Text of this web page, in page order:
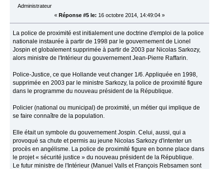
Administrateur
« Réponse #5 le: 16 octobre 2014, 14:49:04 »
La police de proximité est initialement une doctrine d'emploi de la police
nationale instaurée à partir de 1998 par le gouvernement de Lionel
Jospin et globalement supprimée à partir de 2003 par Nicolas Sarkozy,
alors ministre de l'Intérieur du gouvernement Jean-Pierre Raffarin.
Police-Justice, ce que Hollande veut changer 1/6. Appliquée en 1998,
supprimée en 2003 par le ministre Sarkozy, la police de proximité figure
dans le programme du nouveau président de la République.
Policier (national ou municipal) de proximité, un métier qui implique de
se faire connaître de la population.
Elle était un symbole du gouvernement Jospin. Celui, aussi, qui a
provoqué sa chute et permis au jeune Nicolas Sarkozy d'intenter un
procès en angélisme. La police de proximité figure en bonne place dans
le projet « sécurité justice » du nouveau président de la République.
Le futur ministre de l'Intérieur (Manuel Valls et François Rebsamen sont